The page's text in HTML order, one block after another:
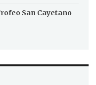
San Cayetano